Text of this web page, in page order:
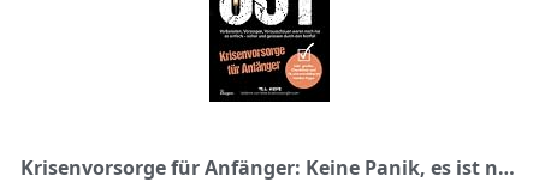
Krisenvorsorge für Anfänger: Keine Panik, es ist nur Blackout! Vorbereiten, Vorsorgen, Vorausschauen waren noch nie so einfach – sicher und gelassen durch den Notfall